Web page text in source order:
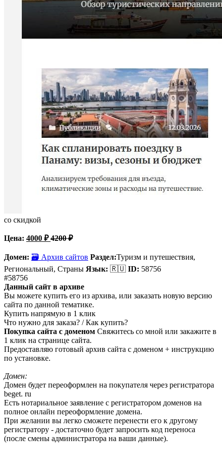
со скидкой
Цена: 4000 ₽ 4200₽
Домен: 🗃 Архив сайтов Раздел:Туризм и путешествия,
Региональный, Страны Язык: 🇷🇺 ID: 58756
#58756
Данный сайт в архиве
Вы можете купить его из архива, или заказать новую версию
сайта по данной тематике.
Купить напрямую в 1 клик
Что нужно для заказа? / Как купить?
Покупка сайта с доменом Свяжитесь со мной или закажите в
1 клик на странице сайта.
Предоставляю готовый архив сайта с доменом + инструкцию
по установке.
Домен:
Домен будет переоформлен на покупателя через регистратора
beget. ru
Есть нотариальное заявление с регистратором доменов на
полное онлайн переоформление домена.
При желании вы легко сможете перенести его к другому
регистратору - достаточно будет запросить код переноса
(после смены администратора на ваши данные).